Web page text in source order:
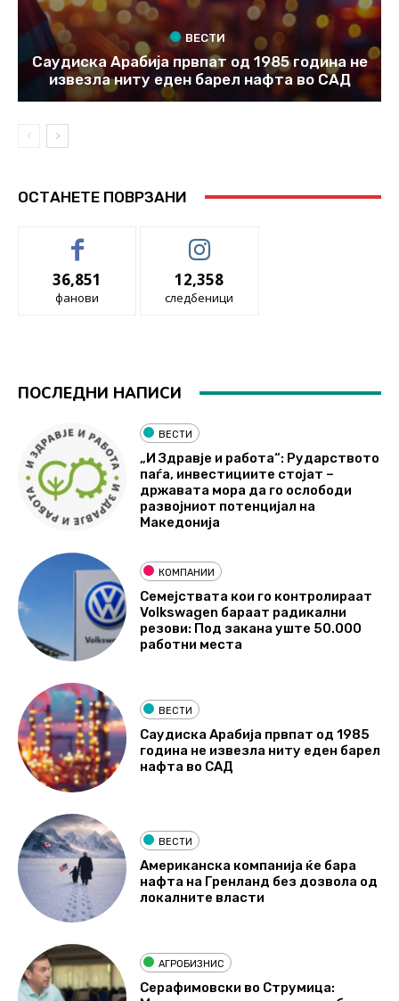
ВЕСТИ
Саудиска Арабија првпат од 1985 година не
извезла ниту еден барел нафта во САД
ОСТАНЕТЕ ПОВРЗАНИ
36,851
фанови
12,358
следбеници
ПОСЛЕДНИ НАПИСИ
ВЕСТИ
„И Здравје и работа“: Рударството
паѓа, инвестициите стојат –
државата мора да го ослободи
развојниот потенцијал на
Македонија
КОМПАНИИ
Семејствата кои го контролираат
Volkswagen бараат радикални
резови: Под закана уште 50.000
работни места
ВЕСТИ
Саудиска Арабија првпат од 1985
година не извезла ниту еден барел
нафта во САД
ВЕСТИ
Американска компанија ќе бара
нафта на Гренланд без дозвола од
локалните власти
АГРОБИЗНИС
Серафимовски во Струмица: